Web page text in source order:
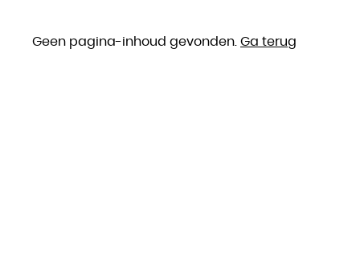
Geen pagina-inhoud gevonden. Ga terug